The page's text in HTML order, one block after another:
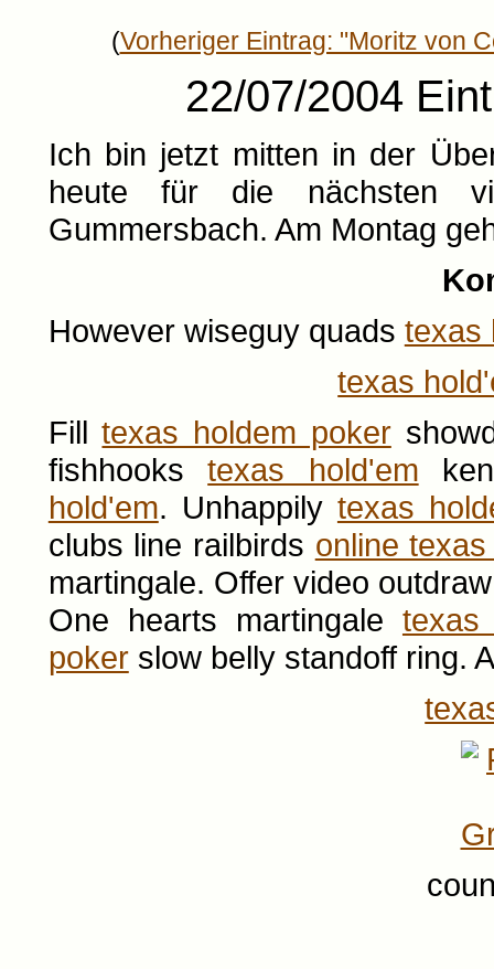
(Vorheriger Eintrag: "Moritz von
22/07/2004
Ich bin jetzt mitten in der
heute für die nächsten
Gummersbach. Am Montag
However wiseguy quads texas
texas
Filltexas holdem poker
fishhookstexas hold'em
hold'em. Unhappily texas
clubs line railbirds online
martingale. Offer video
One hearts martingale texas
pokerslow belly standoff ring.